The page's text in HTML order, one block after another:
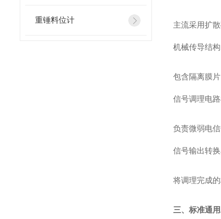
重锤料位计
主流采用扩
机械传导结构
包含隔离膜
信号调理电
负责微弱电
信号输出转
将调理完成
三、标准通